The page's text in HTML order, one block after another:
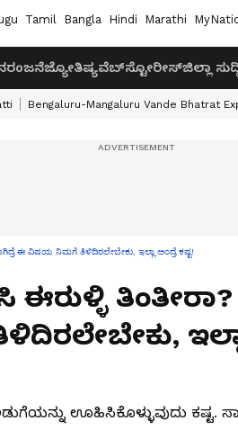
Tamil Bangla Hindi Marathi
ಜ್ಯೋತಿಷ್ಯವೆಬ್‌ಸ್ಟೋರೀಸ್ಜಿಲ್ಲಾ
Bengaluru-Mangaluru Vande Bhatrat
ಈ ವಿಷಯ ನಿಮಗೆ ತಿಳಿದಿರಲೇಬೇಕು, ಇಲ್ಲಾ ಅಂದ್ರೆ ಕಷ್ಟ!
ಈರುಳ್ಳಿ ತಿಂತೀರಾ?
ಊಹಿಸಿಕೊಳ್ಳುವುದು ಕಷ್ಟ.